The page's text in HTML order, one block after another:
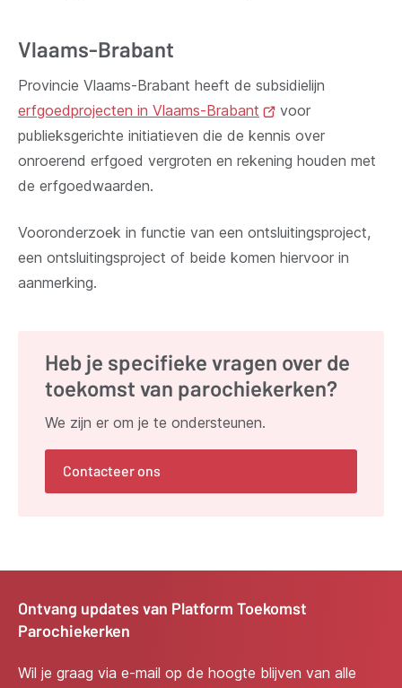
Vlaams-Brabant
Provincie Vlaams-Brabant heeft de subsidielijn
erfgoedprojecten in Vlaams-Brabant
(opent
nieuw
venster)
voor
publieksgerichte initiatieven die de kennis over
onroerend erfgoed vergroten en rekening houden met
de erfgoedwaarden.
Vooronderzoek in functie van een ontsluitingsproject,
een ontsluitingsproject of beide komen hiervoor in
aanmerking.
Heb je specifieke vragen over de
toekomst van parochiekerken?
We zijn er om je te ondersteunen.
Contacteer ons
Ontvang updates van Platform Toekomst
Parochiekerken
Wil je graag via e-mail op de hoogte blijven van alle